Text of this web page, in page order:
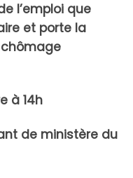
l’emploi que
et porte la
à 14h
de ministère du